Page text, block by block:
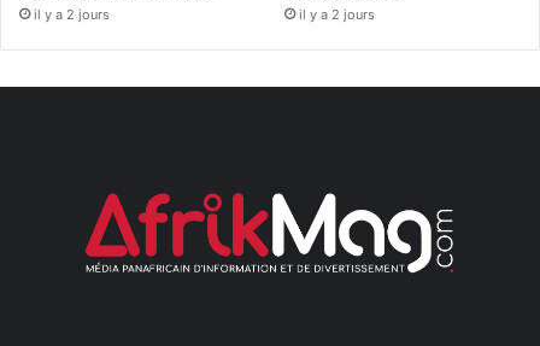
il y a 2 jours il y a 2 jours